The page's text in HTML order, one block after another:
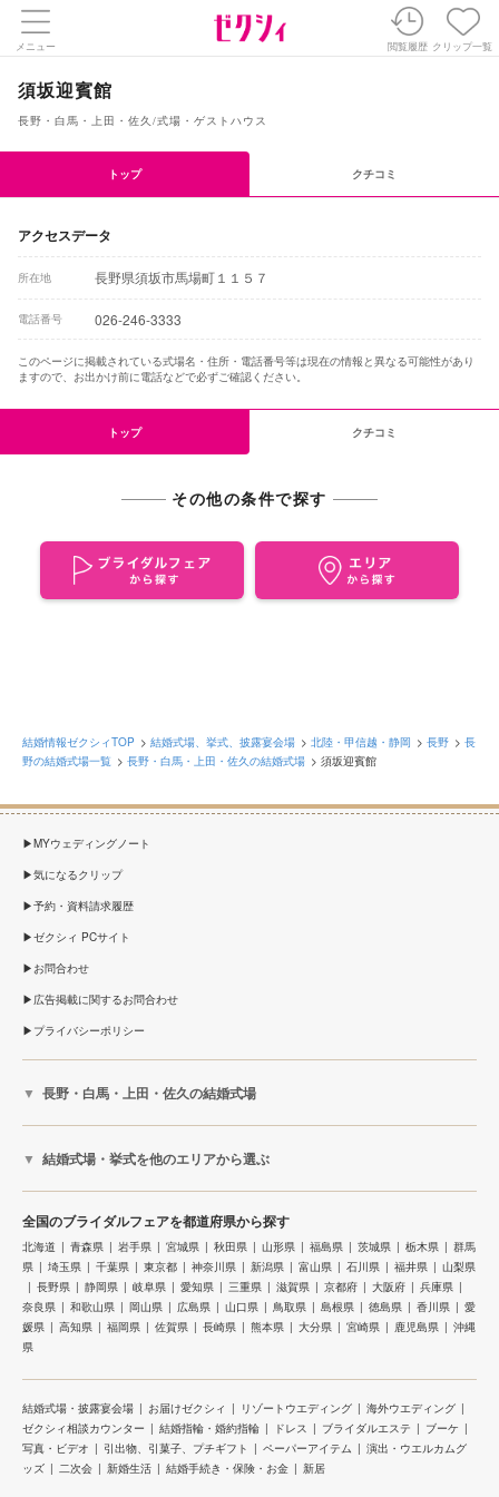
メニュー 閲覧履歴 クリップ一覧
須坂迎賓館
長野・白馬・上田・佐久 /式場・ゲストハウス
トップ クチコミ
アクセスデータ
所在地 長野県須坂市馬場町１１５７
電話番号 026-246-3333
このページに掲載されている式場名・住所・電話番号等は現在の情報と異なる可能性があり
ますので、お出かけ前に電話などで必ずご確認ください。
トップ クチコミ
その他の条件で探す
ブライダルフェアから探す
結婚情報ゼクシィTOP 結婚式場、挙式、披露宴会場 北陸・甲信越・静岡 長野
長
野の結婚式場一覧
長野・白馬・上田・佐久の結婚式場 須坂迎賓館
MYウェディングノート
気になるクリップ
予約・資料請求履歴
ゼクシィ PCサイト
お問合わせ
広告掲載に関するお問合わせ
プライバシーポリシー
長野・白馬・上田・佐久の結婚式場
結婚式場・挙式を他のエリアから選ぶ
全国のブライダルフェアを都道府県から探す
北海道 青森県 岩手県 宮城県 秋田県 山形県 福島県 茨城県 栃木県
群馬
県
埼玉県 千葉県 東京都 神奈川県 新潟県 富山県 石川県 福井県
山梨県
長野県
静岡県 岐阜県 愛知県 三重県 滋賀県 京都府 大阪府
兵庫県
奈良県
和歌山県 岡山県 広島県 山口県 鳥取県 島根県 徳島県 香川県
愛
媛県
高知県 福岡県 佐賀県 長崎県 熊本県 大分県 宮崎県 鹿児島県
沖縄
県
結婚式場・披露宴会場 お届けゼクシィ リゾートウエディング
海外ウエディング
ゼクシィ相談カウンター
結婚指輪・婚約指輪 ドレス ブライダルエステ
ブーケ
写真・ビデオ
引出物、引菓子、プチギフト ペーパーアイテム
演出・ウエルカムグ
ッズ
二次会 新婚生活 結婚手続き・保険・お金 新居